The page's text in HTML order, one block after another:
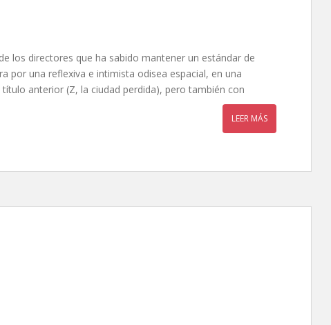
los directores que ha sabido mantener un estándar de
por una reflexiva e intimista odisea espacial, en una
anterior (Z, la ciudad perdida), pero también con
LEER MÁS